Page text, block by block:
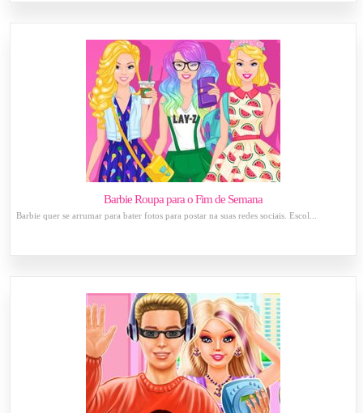
Barbie Roupa para o Fim de Semana
Barbie quer se arrumar para bater fotos para postar na suas redes sociais. Escol...